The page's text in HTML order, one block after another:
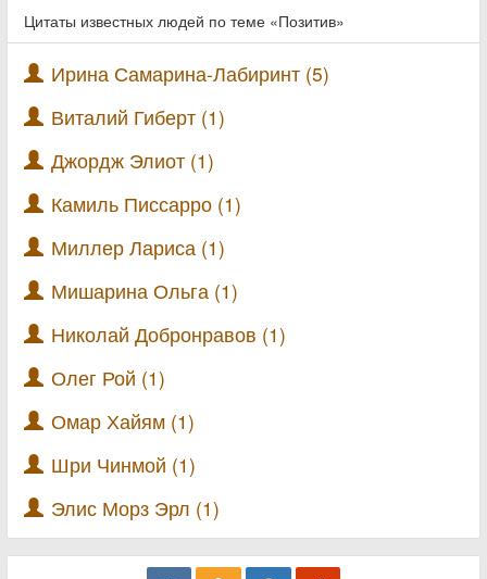
Цитаты известных людей по теме «Позитив»
Ирина Самарина-Лабиринт (5)
Виталий Гиберт (1)
Джордж Элиот (1)
Камиль Писсарро (1)
Миллер Лариса (1)
Мишарина Ольга (1)
Николай Добронравов (1)
Олег Рой (1)
Омар Хайям (1)
Шри Чинмой (1)
Элис Морз Эрл (1)